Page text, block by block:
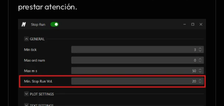
prestar atención.